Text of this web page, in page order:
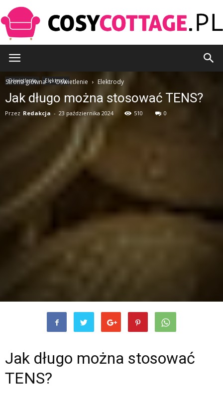
Strona główna Oświetlenie Elektrody
Oświetlenie Elektrody
Jak długo można stosować TENS?
Przez Redakcja - 23 października 2024 510 0
Jak długo można stosować
TENS?